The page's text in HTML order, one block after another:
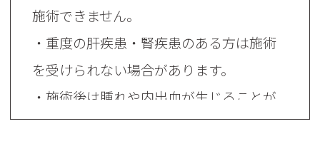
施術できません。
・重度の肝疾患・腎疾患のある方は施術
を受けられない場合があります。
・施術後は腫れや内出血が生じることが
ありますが、通常は数日～2週間程度で